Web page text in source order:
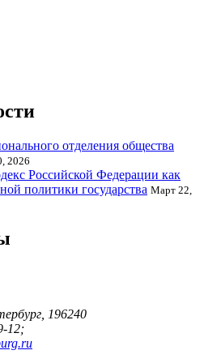
отделения общества
2026
Российской Федерации как
политики государства Март 22,
196240
12;